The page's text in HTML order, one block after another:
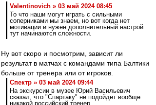
Valentinovich » 03 май 2024 08:45
То что наши могут играть с сильными
соперниками мы знаем, но вот когда нет
мотивации и нужен дополнительный настрой
тут начинаются сложности.
Ну вот скоро и посмотрим, зависит ли
результат в матчах с командами типа Балтики
больше от тренера или от игроков.
Спектр » 03 май 2024 09:44
На экскурсии в музее Юрий Васильевич
сказал, что "Спартаку" не подойдет вообще
никакой российский тренер.